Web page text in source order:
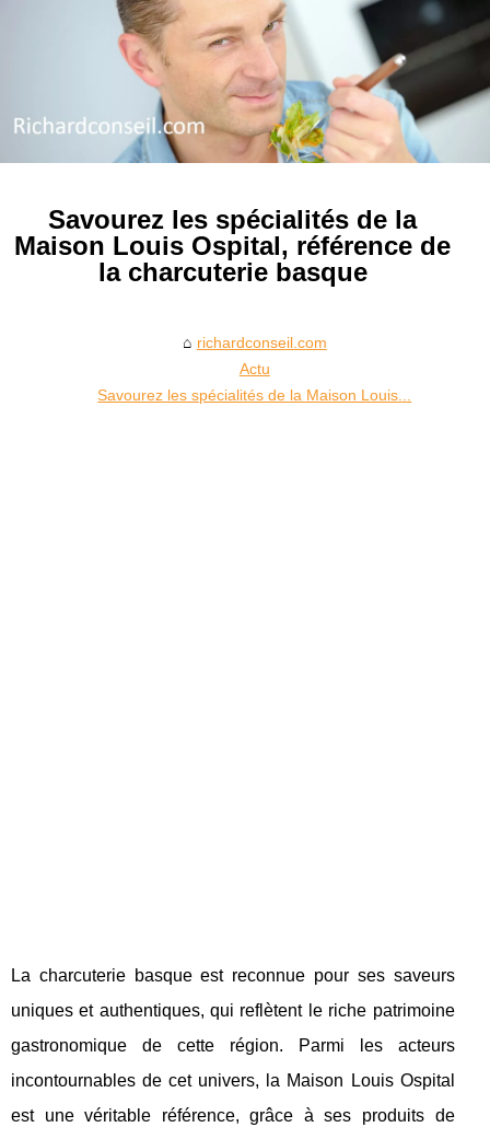
Savourez les spécialités de la
Maison Louis Ospital, référence de
la charcuterie basque
richardconseil.com
Actu
Savourez les spécialités de la Maison Louis...
La charcuterie basque est reconnue pour ses saveurs
uniques et authentiques, qui reflètent le riche patrimoine
gastronomique de cette région. Parmi les acteurs
incontournables de cet univers, la Maison Louis Ospital
est une véritable référence, grâce à ses produits de